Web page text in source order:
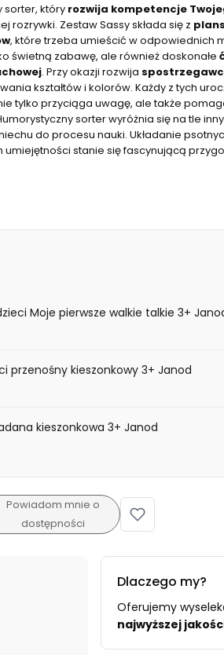
sorter, który rozwija kompetencje
Zestaw Sassy składa się z
, które trzeba umieścić w odpowiednich
świetną zabawę, ale również doskonałe
. Przy okazji rozwija
kształtów i kolorów. Każdy z tych
tylko przyciąga uwagę, ale także
sorter wyróżnia się na tle
do procesu nauki. Układanie
stanie się fascynującą
Moje pierwsze walkie talkie 3+
przenośny kieszonkowy 3+ Janod
kieszonkowa 3+ Janod
Powiadom mnie o
dostępności
Dlaczego my?
Oferujemy
najwyższej